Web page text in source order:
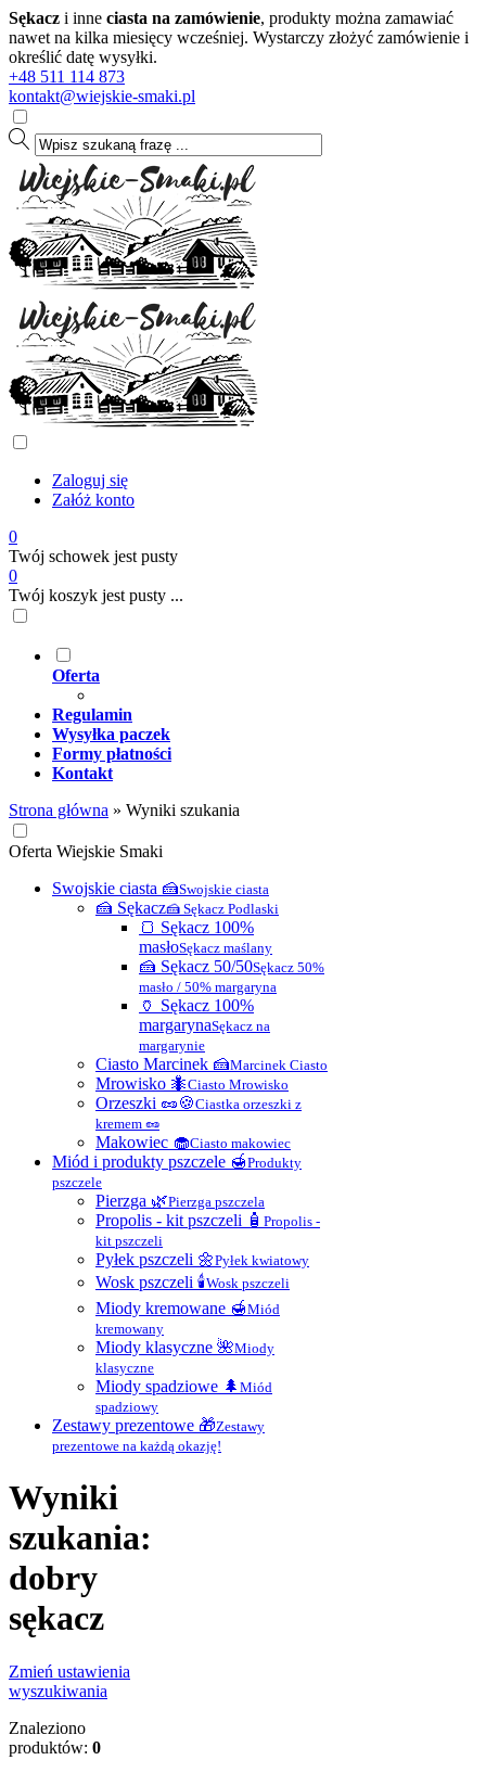
Sękacz i inne ciasta na zamówienie, produkty można zamawiać
nawet na kilka miesięcy wcześniej. Wystarczy złożyć zamówienie i
określić datę wysyłki.
+48 511 114 873
kontakt@wiejskie-smaki.pl
Zaloguj się
Załóż konto
0
Twój schowek jest pusty
0
Twój koszyk jest pusty ...
Oferta
Regulamin
Wysyłka paczek
Formy płatności
Kontakt
Strona główna » Wyniki szukania
Oferta Wiejskie Smaki
Swojskie ciasta 🍰Swojskie ciasta
🍰 Sękacz🍰 Sękacz Podlaski
🍞 Sękacz 100%
masłoSękacz maślany
🍰 Sękacz 50/50Sękacz 50%
masło / 50% margaryna
🏺 Sękacz 100%
margarynaSękacz na
margarynie
Ciasto Marcinek 🍰Marcinek Ciasto
Mrowisko 🐜Ciasto Mrowisko
Orzeszki 🥜🍪Ciastka orzeszki z
kremem 🥜
Makowiec 🧁Ciasto makowiec
Miód i produkty pszczele 🍯Produkty
pszczele
Pierzga 🌿Pierzga pszczela
Propolis - kit pszczeli 🧴 Propolis -
kit pszczeli
Pyłek pszczeli 🌼Pyłek kwiatowy
Wosk pszczeli 🕯Wosk pszczeli
Miody kremowane 🍯Miód
kremowany
Miody klasyczne 🌺Miody
klasyczne
Miody spadziowe 🌲 Miód
spadziowy
Zestawy prezentowe 🎁Zestawy
prezentowe na każdą okazję!
Wyniki
szukania:
dobry
sękacz
Zmień ustawienia
wyszukiwania
Znaleziono
produktów: 0